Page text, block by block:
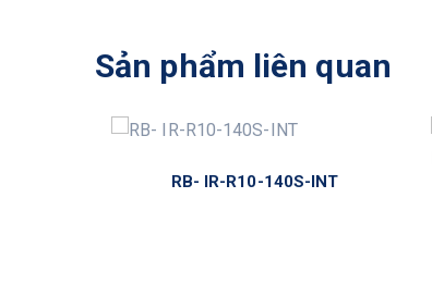
Sản phẩm liên quan
RB- IR-R10-140S-INT